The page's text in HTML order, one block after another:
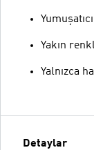
Yakın
Yalnızca
Detaylar